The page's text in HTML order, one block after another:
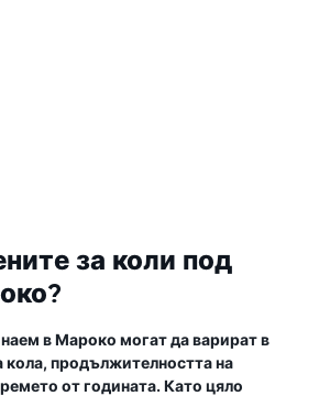
за коли под
в Мароко могат да варират в
кола, продължителността на
от годината. Като цяло